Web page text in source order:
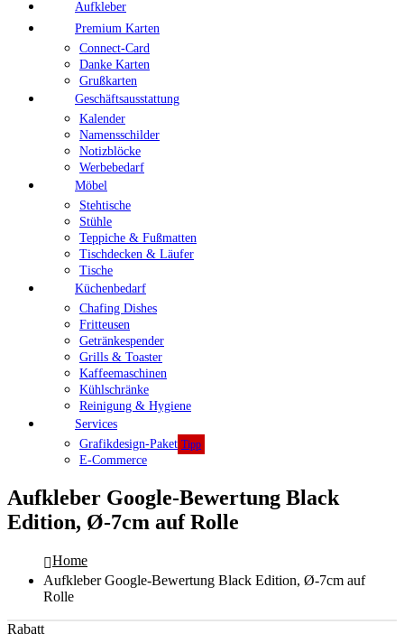
Aufkleber
Premium Karten
Connect-Card
Danke Karten
Grußkarten
Geschäftsausstattung
Kalender
Namensschilder
Notizblöcke
Werbebedarf
Möbel
Stehtische
Stühle
Teppiche & Fußmatten
Tischdecken & Läufer
Tische
Küchenbedarf
Chafing Dishes
Fritteusen
Getränkespender
Grills & Toaster
Kaffeemaschinen
Kühlschränke
Reinigung & Hygiene
Services
Grafikdesign-Paket Tipp
E-Commerce
Aufkleber Google-Bewertung Black
Edition, Ø-7cm auf Rolle
Home
Aufkleber Google-Bewertung Black Edition, Ø-7cm auf
Rolle
Rabatt